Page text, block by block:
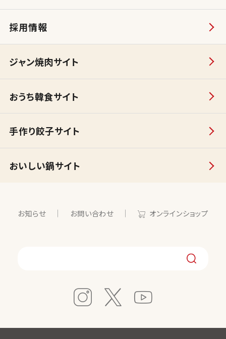
採用情報
ジャン焼肉サイト
おうち韓食サイト
手作り餃子サイト
おいしい鍋サイト
お知らせ お問い合わせ オンラインショップ